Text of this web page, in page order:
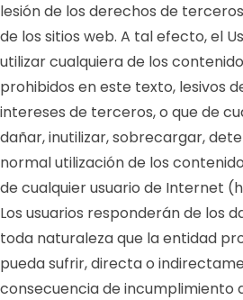
lesión de los derechos de
de los sitios web. A tal efecto, el
utilizar cualquiera de los
prohibidos en este texto, lesivos
intereses de terceros, o que de
dañar, inutilizar, sobrecargar,
normal utilización de los
de cualquier usuario de Internet
Los usuarios responderán de los
toda naturaleza que la entidad
pueda sufrir, directa o
consecuencia de incumplimiento